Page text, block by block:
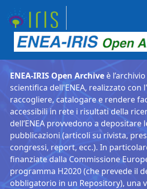
ENEA-IRIS Open Archive è
scientifica dell'ENEA, realizzato con
raccogliere, catalogare e rendere
accessibili in rete i risultati della
dell’ENEA provvedono a depositare
pubblicazioni (articoli su rivista,
congressi, report, ecc.). In
finanziate dalla Commissione
programma H2020 (che prevede il
obbligatorio in un Repository), una